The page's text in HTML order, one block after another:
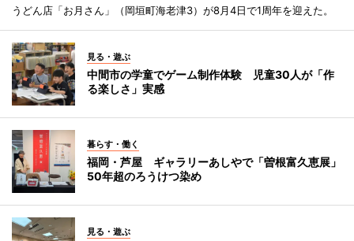
うどん店「お月さん」（岡垣町海老津3）が8月4日で1周年を迎えた。
見る・遊ぶ
中間市の学童でゲーム制作体験 児童30人が「作
る楽しさ」実感
暮らす・働く
福岡・芦屋 ギャラリーあしやで「曽根富久恵展」
50年超のろうけつ染め
見る・遊ぶ